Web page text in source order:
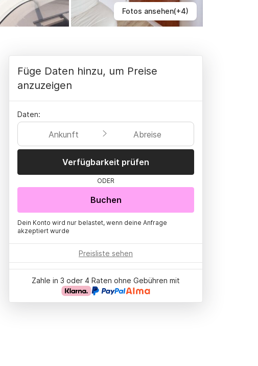
Fotos ansehen(+4)
Füge Daten hinzu, um Preise
anzuzeigen
Daten:
Ankunft Abreise
Verfügbarkeit prüfen
ODER
Buchen
Dein Konto wird nur belastet, wenn deine Anfrage
akzeptiert wurde
Preisliste sehen
Zahle in 3 oder 4 Raten ohne Gebühren mit